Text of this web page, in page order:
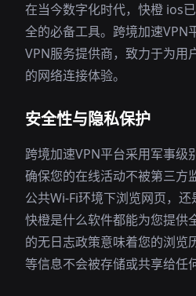
在当今数字化时代，快橙 ios
全的必备工具。跨境加速VPN
VPN服务提供商，致力于为用
的网络连接体验。
安全性与隐私保护
跨境加速VPN平台采用军事级
确保您的在线活动不被第三方
公共Wi-Fi环境下浏览网页，还
快橙是什么软件都能为您提供
的无日志政策意味着您的浏览
等信息不会被存储或共享给任